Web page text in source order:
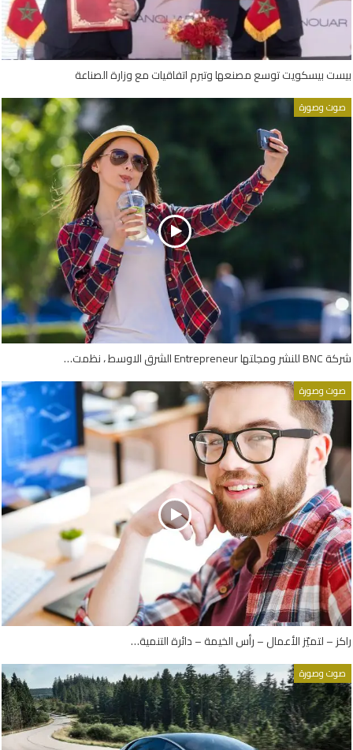
بيست بيسكويت توسع مصنعها وتبرم اتفاقيات مع وزارة الصناعة
صوت وصورة
شركة BNC للنشر ومجلتها Entrepreneur الشرق الاوسط ، نظمت…
صوت وصورة
راكز – لتميّز الأعمال – رأس الخيمة – دائرة التنمية…
صوت وصورة